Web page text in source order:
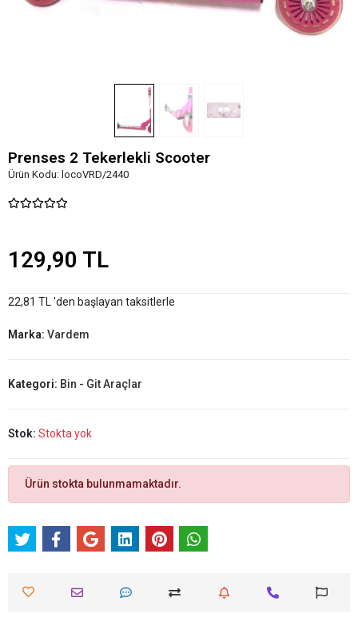
Prenses 2 Tekerlekli Scooter
Ürün Kodu: locoVRD/2440
129,90 TL
22,81 TL 'den başlayan taksitlerle
Marka: Vardem
Kategori: Bin - Git Araçlar
Stok: Stokta yok
Ürün stokta bulunmamaktadır.